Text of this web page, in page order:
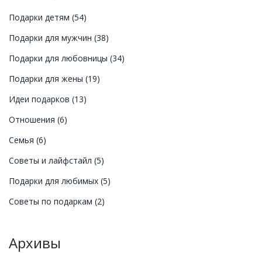
Подарки детям (54)
Подарки для мужчин (38)
Подарки для любовницы (34)
Подарки для жены (19)
Идеи подарков (13)
Отношения (6)
Семья (6)
Советы и лайфстайл (5)
Подарки для любимых (5)
Советы по подаркам (2)
Архивы